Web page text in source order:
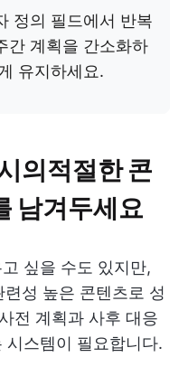
정의 필드에서 반복
간 계획을 간소화하
유지하세요.
의적절한 콘
남겨두세요
싶을 수도 있지만,
성 높은 콘텐츠로 성
전 계획과 사후 대응
시스템이 필요합니다.